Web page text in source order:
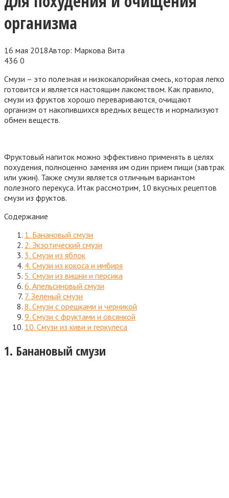
организма
16 мая 2018Автор: Маркова Вита
436 0
Смузи – это полезная и низкокалорийная смесь, которая легко
готовится и является настоящим лакомством. Как правило,
смузи из фруктов хорошо перевариваются, очищают
организм от накопившихся вредных веществ и нормализуют
обмен веществ.
Фруктовый напиток можно эффективно применять в целях
похудения, полноценно заменяя им один прием пищи (завтрак
или ужин). Также смузи является отличным вариантом
полезного перекуса. Итак рассмотрим, 10 вкусных рецептов
смузи из фруктов.
Содержание
1. Банановый смузи
2. Экзотический смузи
3. Смузи из яблок
4. Смузи из кокоса и имбиря
5. Смузи из вишни и персика
6. Апельсиновый смузи
7. Зеленый смузи
8. Смузи с орешками и черникой
9. Смузи с фруктами и овсянкой
10. Смузи из киви и геркулеса
1. Банановый смузи